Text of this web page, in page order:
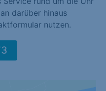
an darüber hinaus
nutzen.